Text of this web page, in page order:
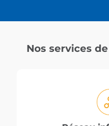
Nos services